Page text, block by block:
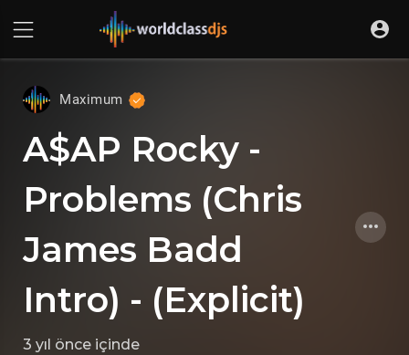
Maximum
A$AP Rocky -
Problems (Chris
James Badd
Intro) - (Explicit)
3 yıl önce içinde